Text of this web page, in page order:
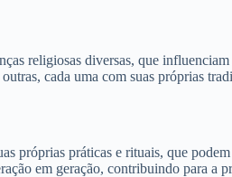
religiosas diversas, que
cada uma com suas próprias
próprias práticas e rituais, que
em geração, contribuindo para a